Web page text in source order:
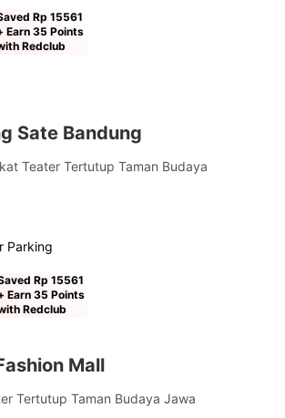
Rp 15561
Earn 35 Points
Redclub
Sate Bandung
Teater Tertutup Taman Budaya
Parking
Rp 15561
Earn 35 Points
Redclub
Mall
Tertutup Taman Budaya Jawa